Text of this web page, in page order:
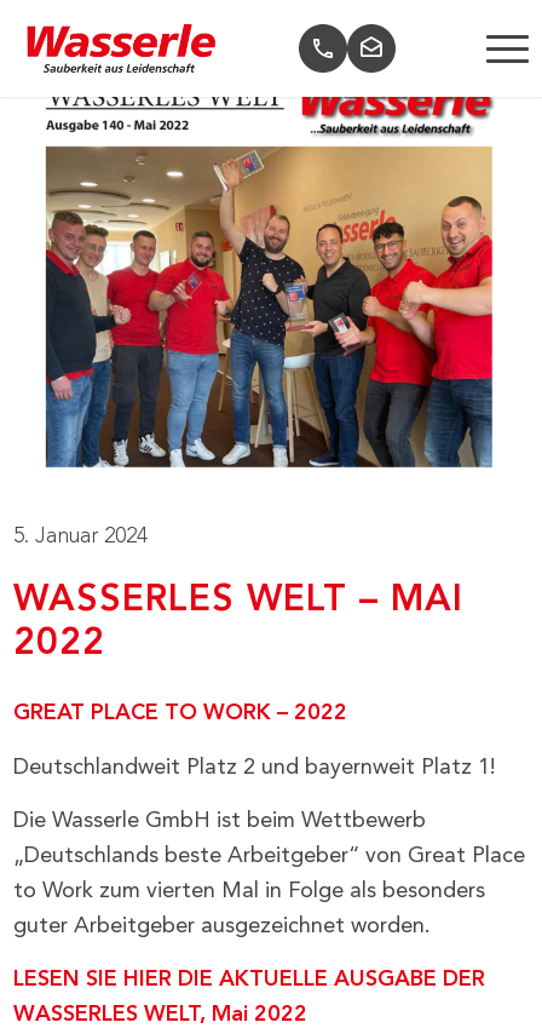
5. Januar 2024
WASSERLES WELT – MAI
2022
GREAT PLACE TO WORK – 2022
Deutschlandweit Platz 2 und bayernweit Platz 1!
Die Wasserle GmbH ist beim Wettbewerb
„Deutschlands beste Arbeitgeber“ von Great Place
to Work zum vierten Mal in Folge als besonders
guter Arbeitgeber ausgezeichnet worden.
LESEN SIE HIER DIE AKTUELLE AUSGABE DER
WASSERLES WELT, Mai 2022